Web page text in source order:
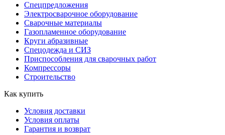
Спецпредложения
Электросварочное оборудование
Сварочные материалы
Газопламенное оборудование
Круги абразивные
Спецодежда и СИЗ
Приспособления для сварочных работ
Компрессоры
Строительство
Как купить
Условия доставки
Условия оплаты
Гарантия и возврат